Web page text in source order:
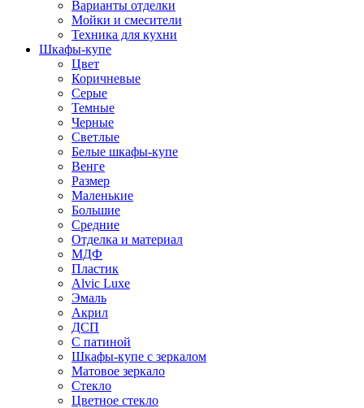
Варианты отделки
Мойки и смесители
Техника для кухни
Шкафы-купе
Цвет
Коричневые
Серые
Темные
Черные
Светлые
Белые шкафы-купе
Венге
Размер
Маленькие
Большие
Средние
Отделка и материал
МДФ
Пластик
Alvic Luxe
Эмаль
Акрил
ДСП
С патиной
Шкафы-купе с зеркалом
Матовое зеркало
Стекло
Цветное стекло